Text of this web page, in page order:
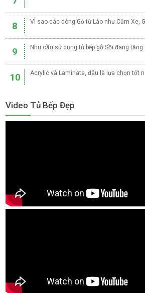
8 Vì sao các dòng Gỗ từ Lào như Căm Xe,
9 Nhu cầu sử dụng tủ bếp gỗ Sồi đang tăng
10 Acrylic và Laminate, đâu là lựa chọn tốt
Video Tủ Bếp Đẹp